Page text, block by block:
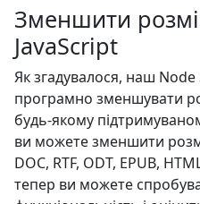
Зменшити
JavaScript
Як згадувалося, наш Node
програмно зменшувати
будь-якому
ви можете зменшити
DOC, RTF, ODT, EPUB,
тепер ви можете